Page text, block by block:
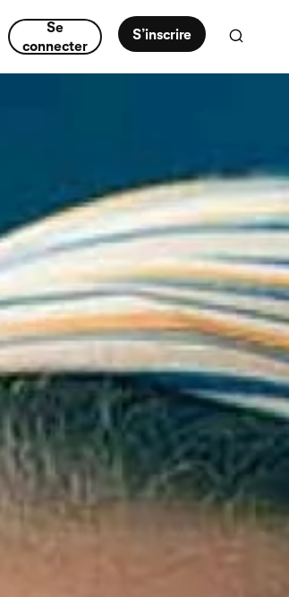
Se
connecter
S’inscrire